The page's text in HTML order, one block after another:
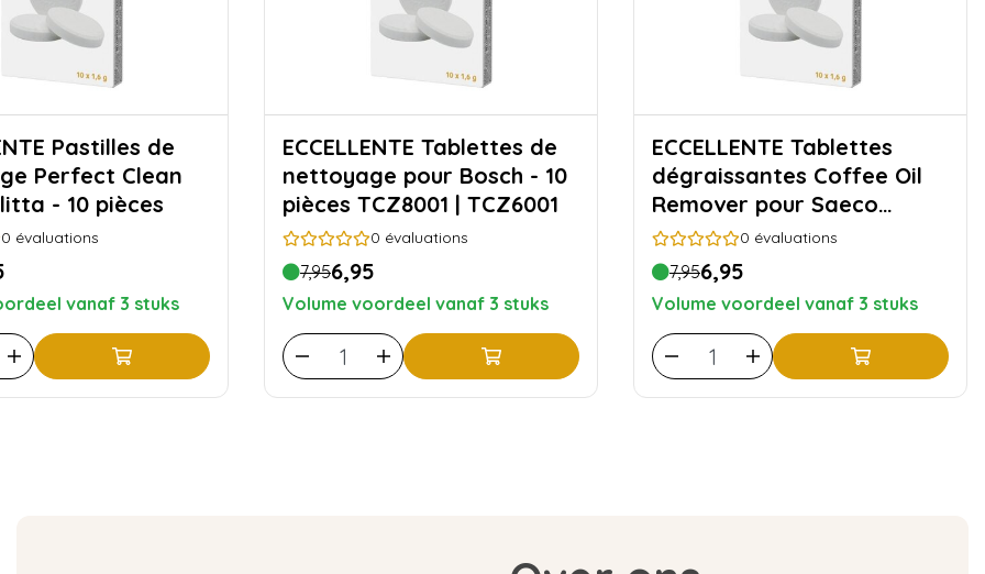
de
Perfect Clean
- 10 pièces
0 évaluations
vanaf 3 stuks
ECCELLENTE Tablettes de
nettoyage pour Bosch - 10
pièces TCZ8001 | TCZ6001
0 évaluations
7,956,95
Volume voordeel vanaf 3 stuks
ECCELLENTE Tablettes
dégraissantes Coffee Oil
Remover pour Saeco
Philips - 10 pièces
0 évaluations
7,956,95
Volume voordeel vanaf 3 stuks